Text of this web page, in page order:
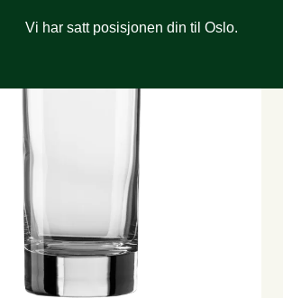
Vi har satt posisjonen din til Oslo.